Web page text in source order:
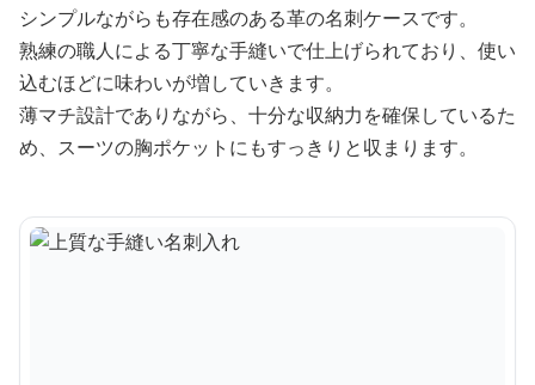
シンプルながらも存在感のある革の名刺ケースです。
熟練の職人による丁寧な手縫いで仕上げられており、使い
込むほどに味わいが増していきます。
薄マチ設計でありながら、十分な収納力を確保しているた
め、スーツの胸ポケットにもすっきりと収まります。